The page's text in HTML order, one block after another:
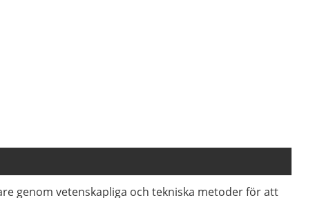
genom vetenskapliga och tekniska metoder för att